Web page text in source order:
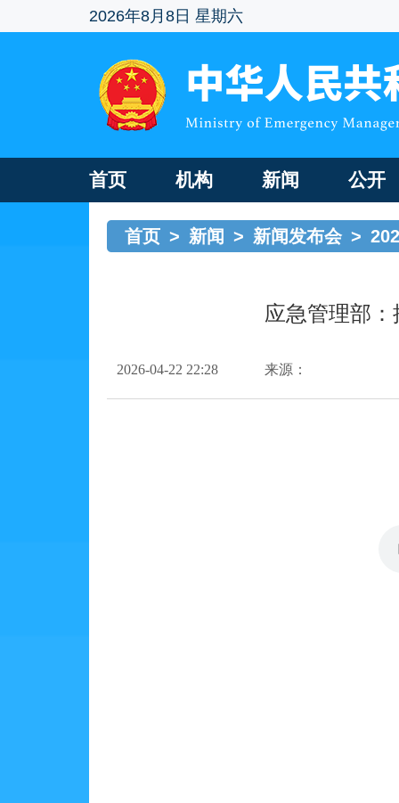
2026年8月8日 星期六
首页 机构 新闻 公开
首页 > 新闻 > 新闻发布会 >
应急管理部
2026-04-22 22:28 来源：